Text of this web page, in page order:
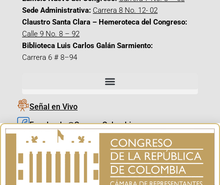
Sede Administrativa: Carrera 8 No. 12- 02
Claustro Santa Clara – Hemeroteca del Congreso:
Calle 9 No. 8 – 92
Biblioteca Luis Carlos Galán Sarmiento:
Carrera 6 # 8–94
Señal en Vivo
Facebook_@CamaraColombia
Instagram_@CamaraColombia
X_@CamaraColombia
Youtube_@CamaraColombia